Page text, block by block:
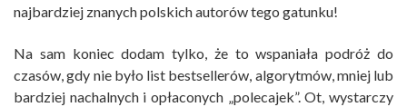
najbardziej znanych polskich autorów tego gatunku!
Na sam koniec dodam tylko, że to wspaniała podróż do
czasów, gdy nie było list bestsellerów, algorytmów, mniej lub
bardziej nachalnych i opłaconych „polecajek”. Ot, wystarczy